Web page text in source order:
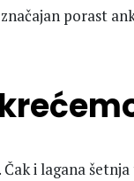
porast
i lagana